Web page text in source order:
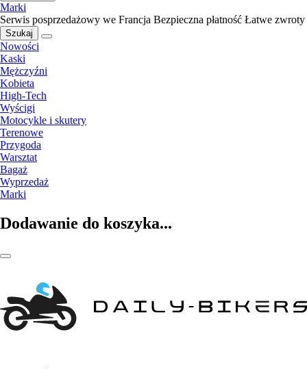
Marki
Serwis posprzedażowy we Francja Bezpieczna płatność Łatwe zwroty
Szukaj
Nowości
Kaski
Mężczyźni
Kobieta
High-Tech
Wyścigi
Motocykle i skutery
Terenowe
Przygoda
Warsztat
Bagaż
Wyprzedaż
Marki
Dodawanie do koszyka...